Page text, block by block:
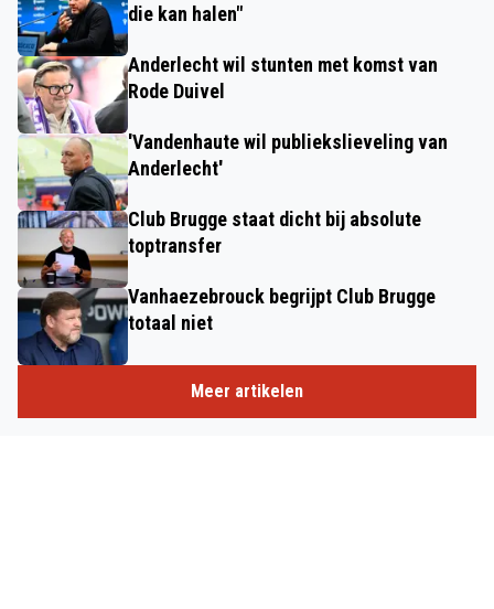
die kan halen"
Anderlecht wil stunten met komst van
Rode Duivel
'Vandenhaute wil publiekslieveling van
Anderlecht'
Club Brugge staat dicht bij absolute
toptransfer
Vanhaezebrouck begrijpt Club Brugge
totaal niet
Meer artikelen